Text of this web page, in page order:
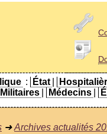
: État
Militaires Médecins
➜Archives actualités